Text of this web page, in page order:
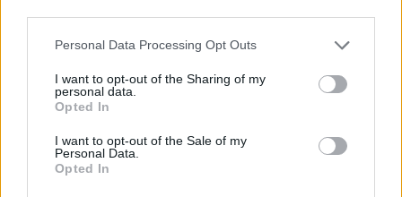
Personal Data Processing Opt Outs
I want to opt-out of the Sharing of my
personal data.
Opted In
I want to opt-out of the Sale of my
Personal Data.
Opted In
Télécharger le fichier convention
et évaluation de stage SAUJON.